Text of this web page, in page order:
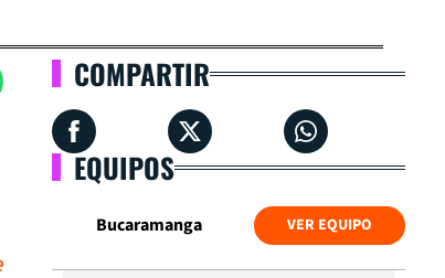
COMPARTIR
EQUIPOS
Bucaramanga VER EQUIPO